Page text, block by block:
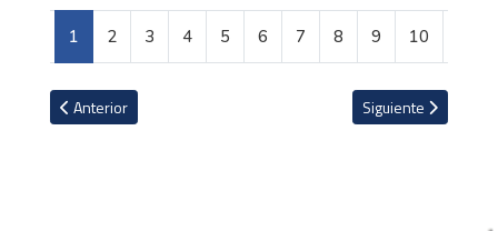
1 2 3 4 5 6 7 8 9 10
Artículo anterior: Las figuras del tenis que más dinero han
Anterior Artículo siguiente:
Siguiente